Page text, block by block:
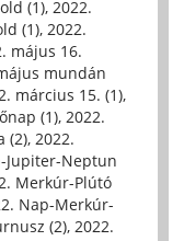
(1), 2022.
(1), 2022.
május 16.
mundán
március 15. (1),
(1), 2022.
(2), 2022.
Jupiter-Neptun
Merkúr-Plútó
Nap-Merkúr-
(2), 2022.